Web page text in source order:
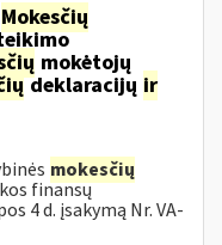
Mokesčių
mokėtojų
deklaracijų ir
mokesčių
finansų
4 d. įsakymą Nr. VA-